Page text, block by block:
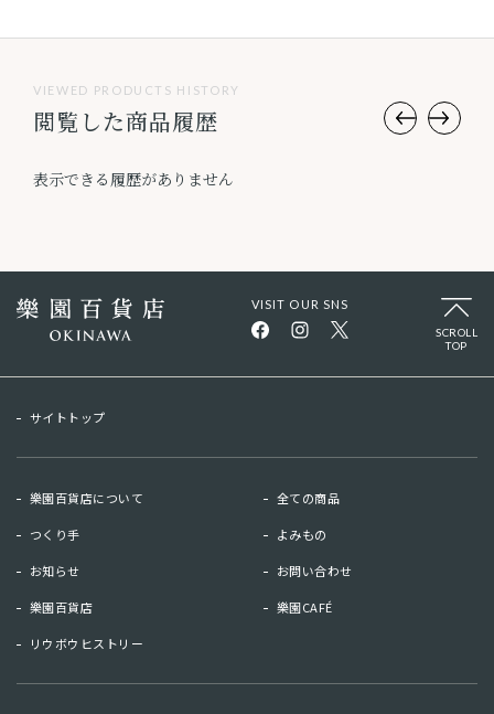
VIEWED PRODUCTS HISTORY
閲覧した商品履歴
表示できる履歴がありません
VISIT OUR SNS
SCROLL
TOP
サイトトップ
樂園百貨店について 全ての商品
つくり手 よみもの
お知らせ お問い合わせ
樂園百貨店 樂園CAFÉ
リウボウヒストリー